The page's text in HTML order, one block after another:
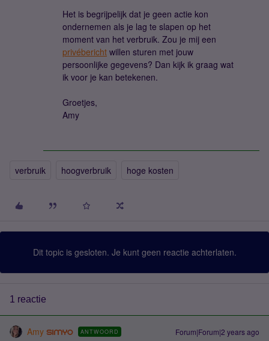
Het is begrijpelijk dat je geen actie kon
ondernemen als je lag te slapen op het
moment van het verbruik. Zou je mij een
privébericht willen sturen met jouw
persoonlijke gegevens? Dan kijk ik graag wat
ik voor je kan betekenen.
Groetjes,
Amy
verbruik hoogverbruik hoge kosten
Dit topic is gesloten. Je kunt geen reactie achterlaten.
1 reactie
Amy ANTWOORD Forum|Forum|2 years ago